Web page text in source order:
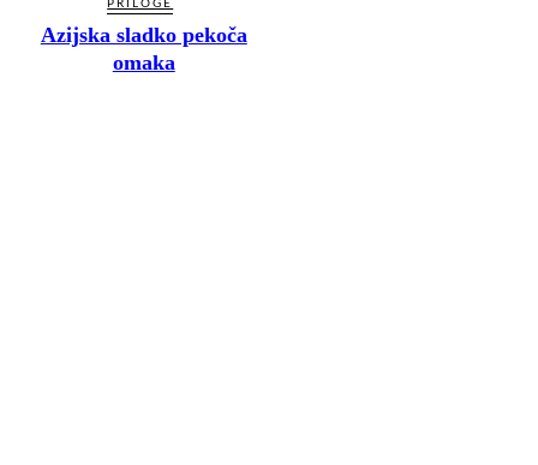
PRILOGE
Azijska sladko pekoča
omaka